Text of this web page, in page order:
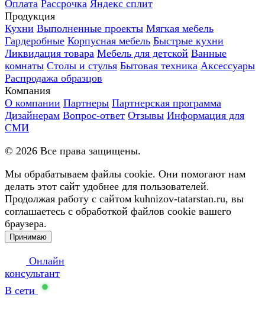
Оплата Рассрочка Яндекс сплит
Продукция
Кухни Выполненные проекты Мягкая мебель
Гардеробные Корпусная мебель Быстрые кухни
Ликвидация товара Мебель для детской Ванные
комнаты Столы и стулья Бытовая техника Аксессуары
Распродажа образцов
Компания
О компании Партнеры Партнерская программа
Дизайнерам Вопрос-ответ Отзывы Информация для
СМИ
© 2026 Все права защищены.
Мы обрабатываем файлы cookie. Они помогают нам
делать этот сайт удобнее для пользователей.
Продолжая работу с сайтом kuhnizov-tatarstan.ru, вы
соглашаетесь с обработкой файлов cookie вашего
браузера.
Принимаю
Онлайн
консультант
В сети